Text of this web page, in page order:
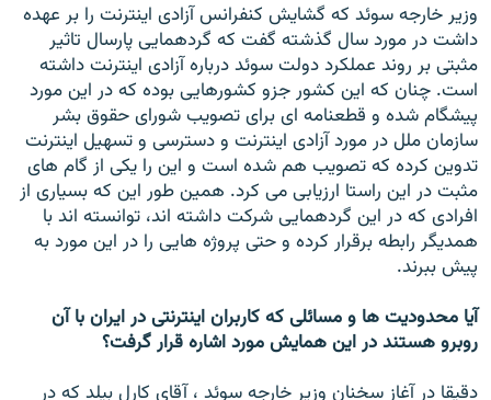
وزير خارجه سوئد که گشايش کنفرانس آزادی اينترنت را بر عهده
داشت در مورد سال گذشته گفت که گردهمايی پارسال تاثير
مثبتی بر روند عملکرد دولت سوئد درباره آزادی اينترنت داشته
است. چنان که اين کشور جزو کشورهايی بوده که در اين مورد
پيشگام شده و قطعنامه ای برای تصويب شورای حقوق بشر
سازمان ملل در مورد آزادی اينترنت و دسترسی و تسهيل اينترنت
تدوين کرده که تصويب هم شده است و اين را يکی از گام های
مثبت در اين راستا ارزيابی می کرد. همين طور اين که بسياری از
افرادی که در اين گردهمايی شرکت داشته اند، توانسته اند با
همديگر رابطه برقرار کرده و حتی پروژه هايی را در اين مورد به
پيش ببرند.
آيا محدوديت ها و مسائلی که کاربران اينترنتی در ايران با آن
روبرو هستند در اين همايش مورد اشاره قرار گرفت؟
دقيقا در آغاز سخنان وزير خارجه سوئد ، آقای کارل بيلد که در